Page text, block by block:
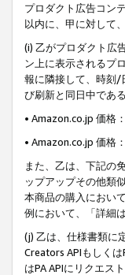
プロダクト広告コン
以内に、甲に対して
(i) 乙がプロダクト広
ン上に表示されるプ
報に隣接して、時刻/
び刷新と同日中であ
• Amazon.co.jp 価
• Amazon.co.jp 価
また、乙は、下記の
ップアップその他類
本商品の購入におい
例において、「詳細
(j) 乙は、仕様書類に
Creators APIもしく
はPA APIにリクエス